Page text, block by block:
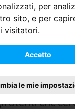
per
sito, e per
visitatori.
Accetto
le mie
ad
Chi
utenti che